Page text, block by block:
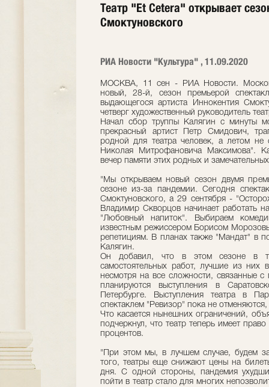
Театр "Et Cetera" открывает
Смоктуновского
РИА Новости "Культура" , 11.09.2020
МОСКВА, 11 сен - РИА Новости.
новый, 28-й, сезон премьерой
выдающегося артиста Иннокентия
четверг художественный руководитель
Начал сбор труппы Калягин с минуты
прекрасный артист Петр Смидович,
родной для театра человек, а летом не
Николая Митрофановича Максимова".
вечер памяти этих родных и
"Мы открываем новый сезон двумя
сезоне из-за пандемии. Сегодня
Смоктуновского, а 29 сентября -
Владимир Скворцов начинает работать
"Любовный напиток". Выбираем
известным режиссером Борисом
репетициям. В планах также "Мандат" в
Калягин.
Он добавил, что в этом сезоне в
самостоятельных работ, лучшие из них
несмотря на все сложности, связанные с
планируются выступления в
Петербурге. Выступления театра в
спектаклем "Ревизор" пока не
Что касается нынешних ограничений,
подчеркнул, что театр теперь имеет
процентов.
"При этом мы, в лучшем случае, будем
того, театры еще снижают цены на
дня. С одной стороны, пандемия
пойти в театр стало для многих